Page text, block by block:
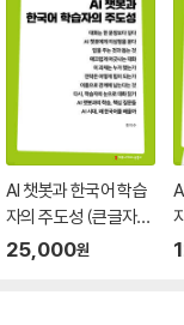
AI 챗봇과 한국어 학습
자의 주도성 (큰글자
책)
25,000원